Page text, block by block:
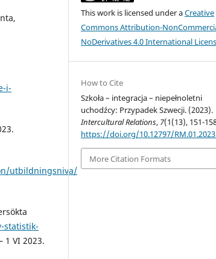
i-
utbildningsniva/
statistik-
1 VI 2023.
This work is licensed under aCreative
Commons Attribution-
NoDerivatives 4.0 International
How to Cite
Szkoła – integracja – niepełnoletni
uchodźcy: Przypadek Szwecji. (2023).
Intercultural Relations, 7(1(13), 151-
https://doi.org/10.12797/
More Citation Formats